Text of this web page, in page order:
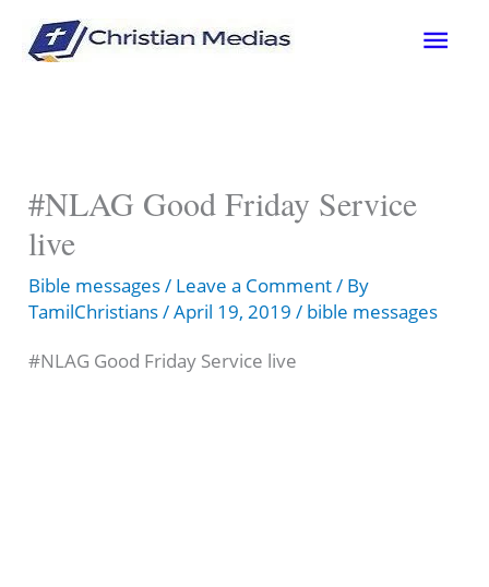
#NLAG Good Friday Service
live
Bible messages/ Leave a Comment/ By
TamilChristians/April 19, 2019/ bible messages
#NLAG Good Friday Service live